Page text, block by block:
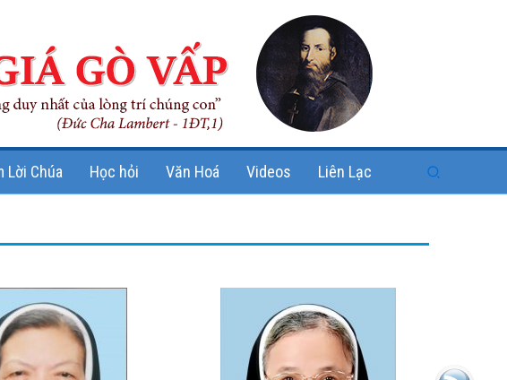
Lời Chúa Học hỏi Văn Hoá Videos Liên Lạc Search